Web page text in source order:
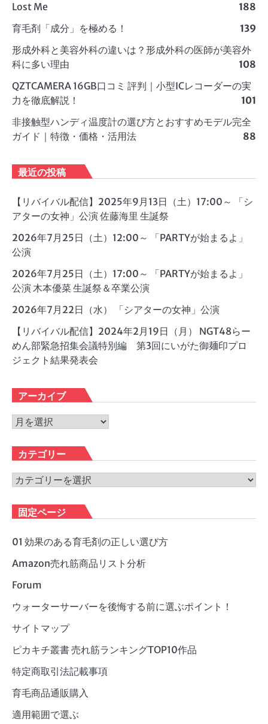
Lost Me
188
育毛剤「成分」を極める！
139
形成外科と美容外科の違いは？形成外科の医師が美容外
科に多い理由
108
QZTCAMERA 16GB口コミ 評判｜小型ICレコーダーの実
力を徹底解説！
101
非接触型ハンディ温度計の選び方とおすすめモデル完全
ガイド｜特徴・価格・活用法
88
最近の投稿
【リバイバル配信】2025年9月13日（土）17:00～ 「シ
アターの女神」公演 佐藤海里 生誕祭
2026年7月25日（土）12:00～ 「PARTYが始まるよ」
公演
2026年7月25日（土）17:00～ 「PARTYが始まるよ」
公演 木本優菜 生誕祭＆卒業公演
2026年7月22日（水） 「シアターの女神」公演
【リバイバル配信】2024年2月19日（月） NGT48らー
めん部緊急招集会議特別編 第3回にいがた御麺印プロ
ジェクト結果発表会
アーカイブ
ア
カ
イ
ブ
カテゴリー
カ
ゴ
リ
ー
固定ページ
01 効果のある育毛剤の正しい選び方
Amazon売れ筋商品リスト分析
Forum
ウォーターサーバーを後悔する前に選ぶポイント！
サイトマップ
ピカキチ叢書 売れ筋ランキングTOP10作品
特定商取引法記載事項
育毛商品通販購入
適用範囲で選ぶ